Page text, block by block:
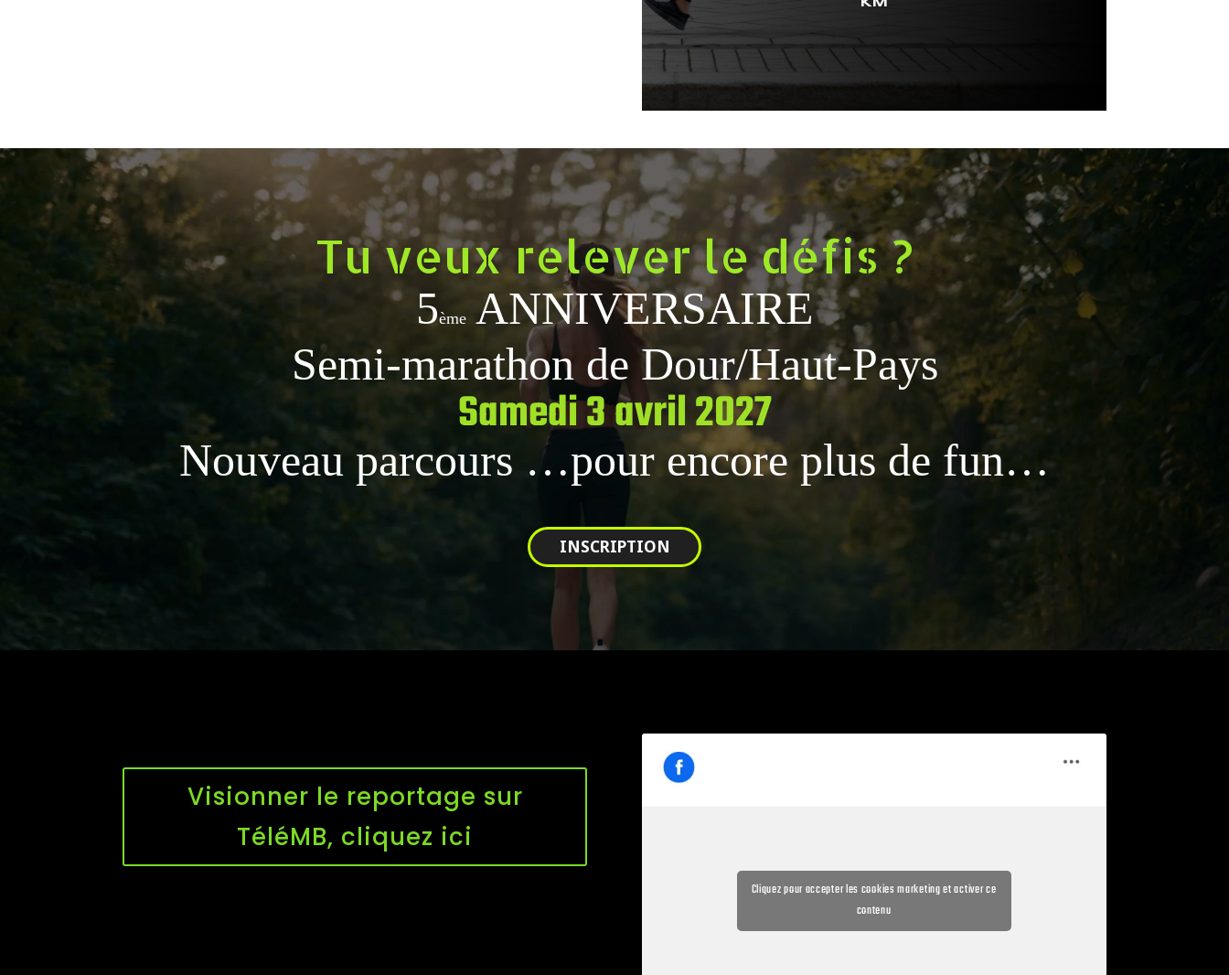
KM
Lecteur
vidéo
Tu veux relever le défis ?
5èmeANNIVERSAIRE
Semi-marathon de Dour/Haut-Pays
Samedi 3 avril 2027
Nouveau parcours …pour encore plus de fun…
INSCRIPTION
Visionner le reportage sur
TéléMB, cliquez ici
Cliquez pour accepter les cookies marketing et activer ce
contenu